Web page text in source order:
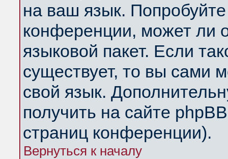
на ваш язык.
конференции, может ли
языковой пакет. Если
существует, то вы сами
свой язык.
получить на сайте
страниц конференции).
Вернуться к началу